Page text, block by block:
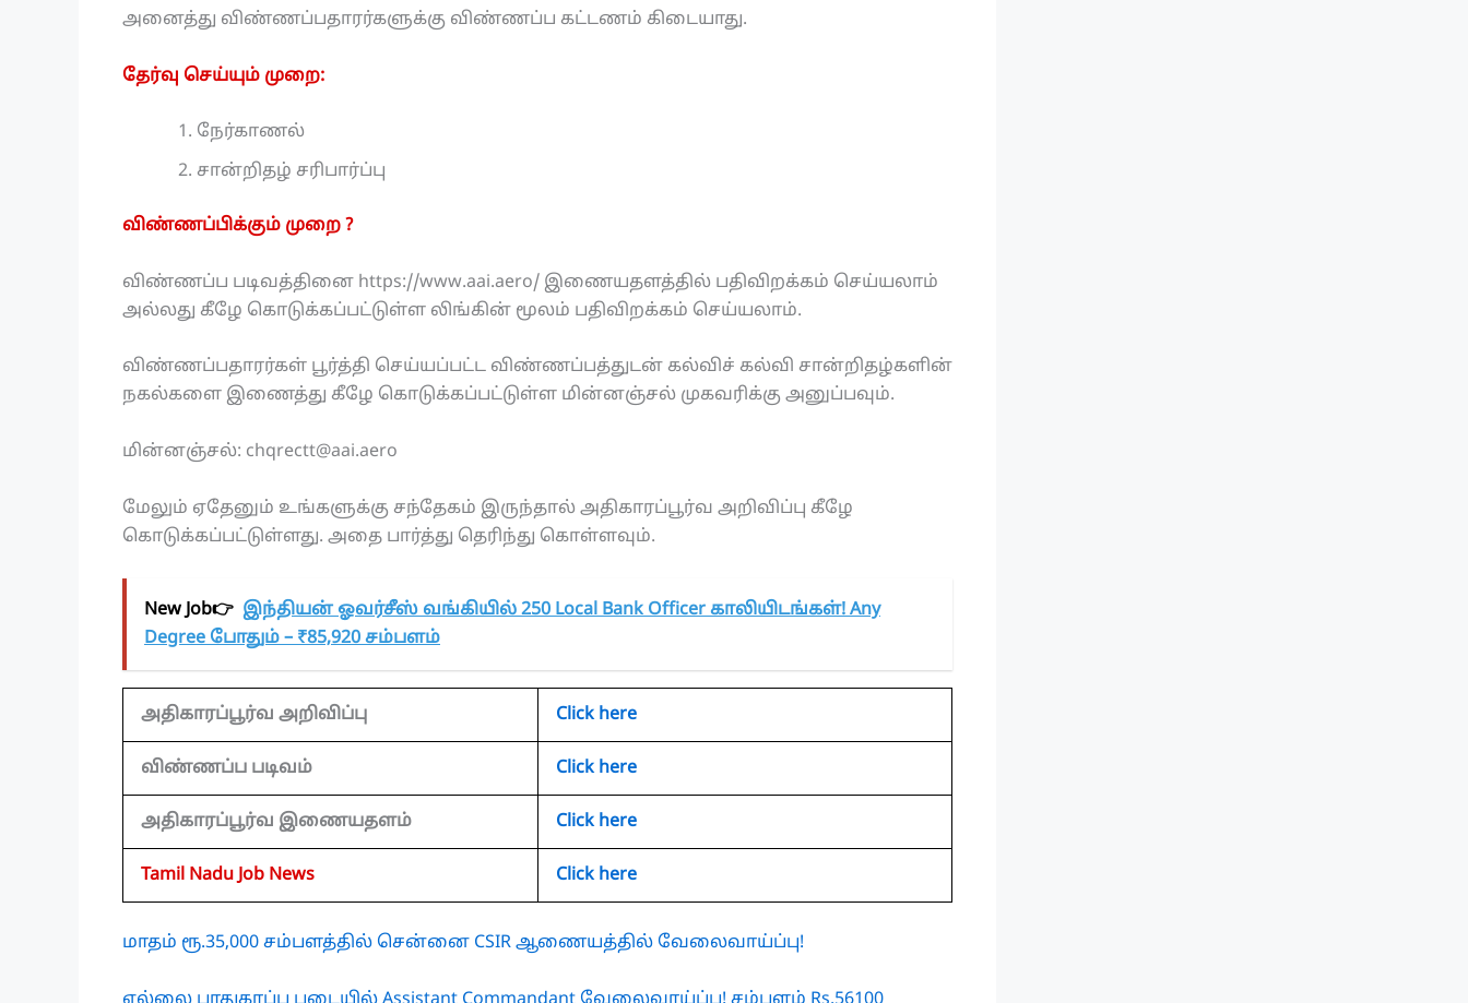
அனைத்து விண்ணப்பதாரர்களுக்கு விண்ணப்ப கட்டணம் கிடையாது.
தேர்வு செய்யும் முறை:
நேர்காணல்
சான்றிதழ் சரிபார்ப்பு
விண்ணப்பிக்கும் முறை ?
விண்ணப்ப படிவத்தினை https://www.aai.aero/ இணையதளத்தில் பதிவிறக்கம் செய்யலாம்
அல்லது கீழே கொடுக்கப்பட்டுள்ள லிங்கின் மூலம் பதிவிறக்கம் செய்யலாம்.
விண்ணப்பதாரர்கள் பூர்த்தி செய்யப்பட்ட விண்ணப்பத்துடன் கல்விச் கல்வி சான்றிதழ்களின்
நகல்களை இணைத்து கீழே கொடுக்கப்பட்டுள்ள மின்னஞ்சல் முகவரிக்கு அனுப்பவும்.
மின்னஞ்சல்: chqrectt@aai.aero
மேலும் ஏதேனும் உங்களுக்கு சந்தேகம் இருந்தால் அதிகாரப்பூர்வ அறிவிப்பு கீழே
கொடுக்கப்பட்டுள்ளது. அதை பார்த்து தெரிந்து கொள்ளவும்.
New Job👉 இந்தியன் ஓவர்சீஸ் வங்கியில் 250 Local Bank Officer காலியிடங்கள்! Any
Degree போதும் – ₹85,920 சம்பளம்
அதிகாரப்பூர்வ அறிவிப்பு Click here
விண்ணப்ப படிவம் Click here
அதிகாரப்பூர்வ இணையதளம் Click here
Tamil Nadu Job News Click here
மாதம் ரூ.35,000 சம்பளத்தில் சென்னை CSIR ஆணையத்தில் வேலைவாய்ப்பு!